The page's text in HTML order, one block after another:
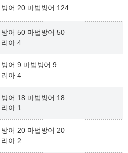
방어 20 마법방어 124
방어 50 마법방어 50
리아 4
방어 9 마법방어 9
리아 4
방어 18 마법방어 18
아 1
방어 20 마법방어 20
리아 2